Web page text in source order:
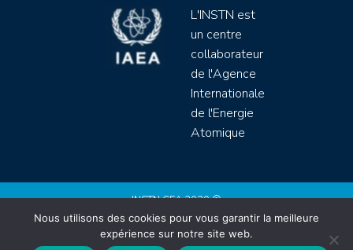
L'INSTN est
un centre
collaborateur
de l'Agence
Internationale
de l'Energie
Atomique
INSTN CEA 2020 ©
Politique de protection de données (rgpd)
Règlement intérieur
Mentions légales
Nous utilisons des cookies pour vous garantir la meilleure
expérience sur notre site web.